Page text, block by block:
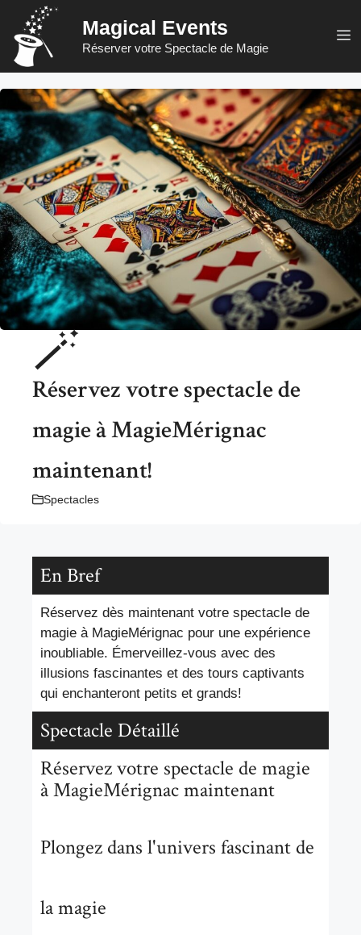
contenu
Magical Events
Réserver votre Spectacle de Magie
🪄
Réservez votre spectacle de
magie à MagieMérignac
maintenant!
Spectacles
En Bref
Réservez dès maintenant votre spectacle de
magie à MagieMérignac pour une expérience
inoubliable. Émerveillez-vous avec des
illusions fascinantes et des tours captivants
qui enchanteront petits et grands!
Spectacle Détaillé
Réservez votre spectacle de magie
à MagieMérignac maintenant
Plongez dans l'univers fascinant de
la magie